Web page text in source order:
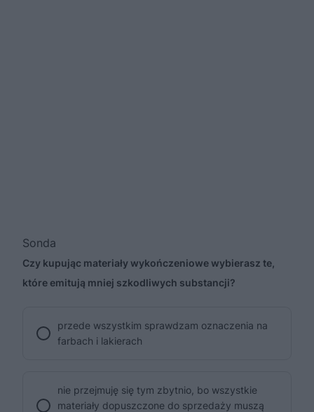
Sonda
Czy kupując materiały wykończeniowe wybierasz te,
które emitują mniej szkodliwych substancji?
przede wszystkim sprawdzam oznaczenia na
farbach i lakierach
nie przejmuję się tym zbytnio, bo wszystkie
materiały dopuszczone do sprzedaży muszą